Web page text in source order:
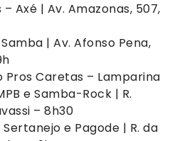
Axé | Av. Amazonas, 507,
| Av. Afonso Pena,
Pros Caretas – Lamparina
e Samba-Rock | R.
– 8h30
e Pagode | R. da